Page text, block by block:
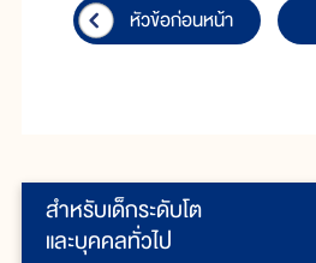
สำหรับเด็กระดับโต
และบุคคลทั่วไป
หัวข้อก่อนหน้า